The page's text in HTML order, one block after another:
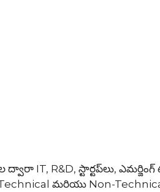
ద్వారా IT, R&D, స్టార్టప్‌లు,
మరియు Non-